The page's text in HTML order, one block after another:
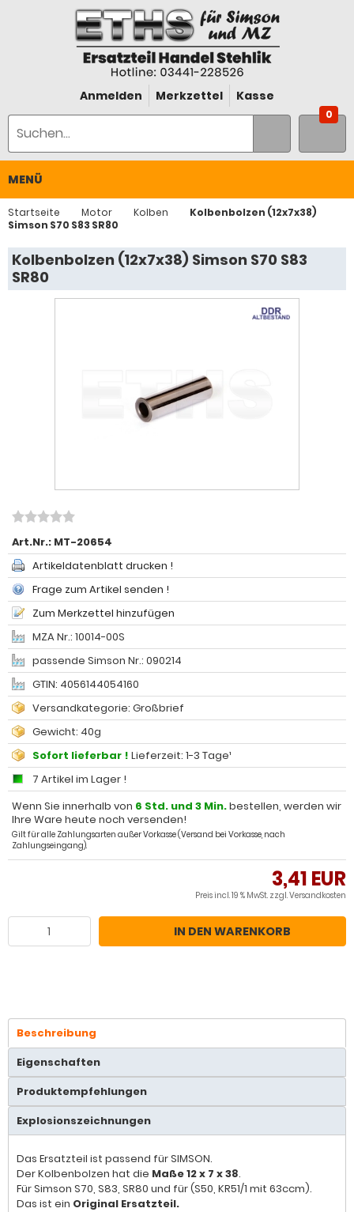
Anmelden Merkzettel Kasse
0
MENÜ
Startseite Motor Kolben
Kolbenbolzen (12x7x38)
Simson S70 S83 SR80
Kolbenbolzen (12x7x38) Simson S70 S83
SR80
Art.Nr.: MT-20654
Artikeldatenblatt drucken !
Frage zum Artikel senden !
Zum Merkzettel hinzufügen
MZA Nr.: 10014-00S
passende Simson Nr.: 090214
GTIN: 4056144054160
Versandkategorie: Großbrief
Gewicht: 40g
Sofort lieferbar ! Lieferzeit: 1-3 Tage¹
7 Artikel im Lager !
Wenn Sie innerhalb von 6 Std. und 3 Min.bestellen, werden wir
Ihre Ware heute noch versenden!
Gilt für alle Zahlungsarten außer Vorkasse (Versand bei Vorkasse, nach
Zahlungseingang).
3,41 EUR
Preis incl. 19 % MwSt. zzgl.Versandkosten
IN DEN WARENKORB
Beschreibung
Eigenschaften
Produktempfehlungen
Explosionszeichnungen
Das Ersatzteil ist passend für SIMSON.
Der Kolbenbolzen hat die Maße 12 x 7 x 38.
Für Simson S70, S83, SR80 und für (S50, KR51/1 mit 63ccm).
Das ist ein Original Ersatzteil.